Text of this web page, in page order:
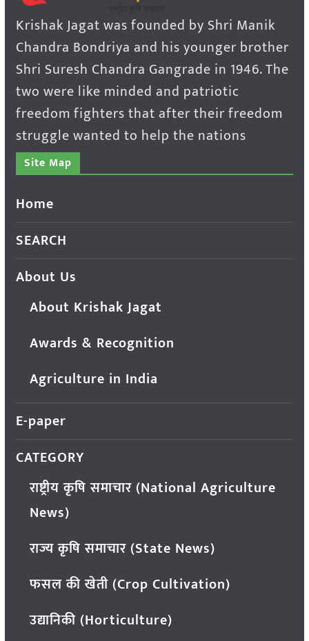
Krishak Jagat was founded by Shri Manik
Chandra Bondriya and his younger brother
Shri Suresh Chandra Gangrade in 1946. The
two were like minded and patriotic
freedom fighters that after their freedom
struggle wanted to help the nations
Site Map
Home
SEARCH
About Us
About Krishak Jagat
Awards & Recognition
Agriculture in India
E-paper
CATEGORY
राष्ट्रीय कृषि समाचार (National Agriculture
News)
राज्य कृषि समाचार (State News)
फसल की खेती (Crop Cultivation)
उद्यानिकी (Horticulture)